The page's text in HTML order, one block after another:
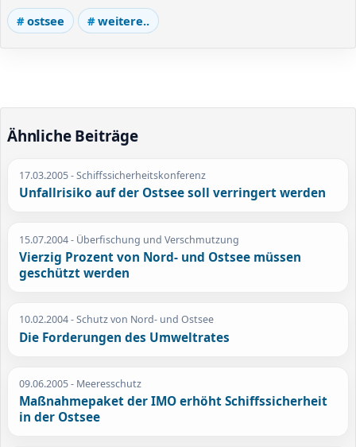
ostsee weitere..
Ähnliche Beiträge
17.03.2005- Schiffssicherheitskonferenz
Unfallrisiko auf der Ostsee soll verringert werden
15.07.2004- Überfischung und Verschmutzung
Vierzig Prozent von Nord- und Ostsee müssen
geschützt werden
10.02.2004- Schutz von Nord- und Ostsee
Die Forderungen des Umweltrates
09.06.2005- Meeresschutz
Maßnahmepaket der IMO erhöht Schiffssicherheit
in der Ostsee